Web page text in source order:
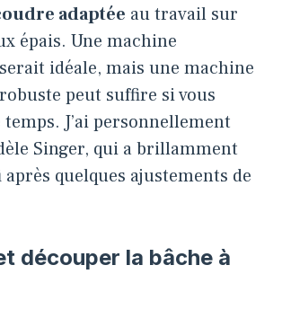
adaptée au travail sur
épais. Une machine
idéale, mais une machine
peut suffire si vous
J’ai personnellement
Singer, qui a brillamment
quelques ajustements de
découper la bâche à